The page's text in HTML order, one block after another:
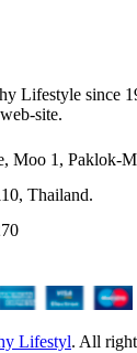
Lifestyle since
site.
Moo 1, Paklok-
Thailand.
Lifestyl. All